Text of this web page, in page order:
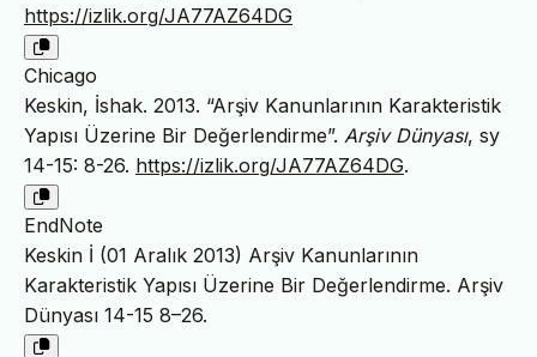
https://izlik.org/JA77AZ64DG
Chicago
Keskin, İshak. 2013. “Arşiv Kanunlarının Karakteristik
Yapısı Üzerine Bir Değerlendirme”. Arşiv Dünyası, sy
14-15: 8-26. https://izlik.org/JA77AZ64DG.
EndNote
Keskin İ (01 Aralık 2013) Arşiv Kanunlarının
Karakteristik Yapısı Üzerine Bir Değerlendirme. Arşiv
Dünyası 14-15 8–26.